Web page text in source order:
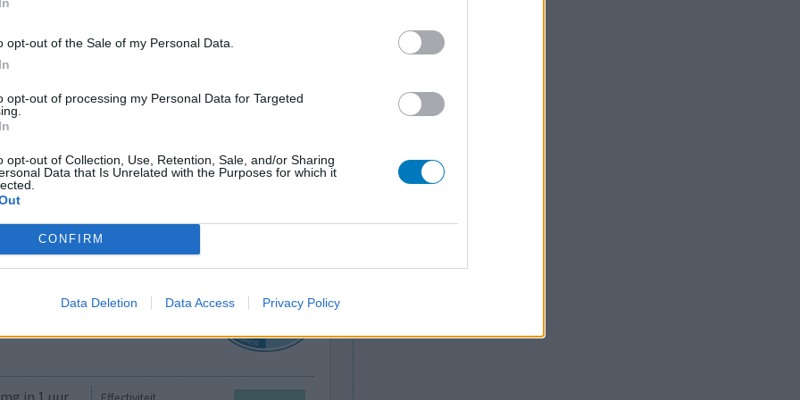
opt-out of the Sale of my Personal Data.
opt-out of processing my Personal Data for Targeted
opt-out of Collection, Use, Retention, Sale, and/or Sharing
Data that Is Unrelated with the Purposes for which it
CONFIRM
Data Deletion Data Access Privacy Policy
Effectiviteit
een arts
klaar,
minder depressief en dit effect houd nu
Zeker de meest diepe dalen zijn over.